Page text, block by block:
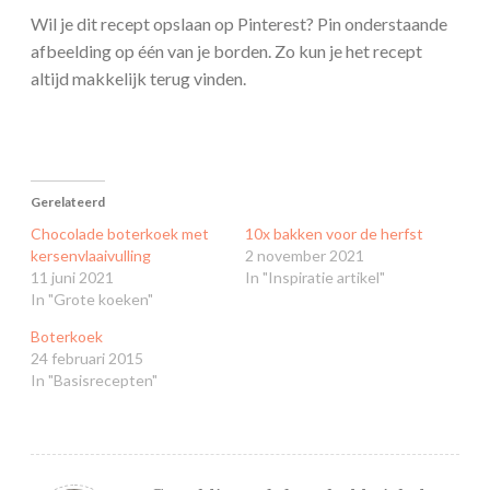
Wil je dit recept opslaan op Pinterest? Pin onderstaande
afbeelding op één van je borden. Zo kun je het recept
altijd makkelijk terug vinden.
Gerelateerd
Chocolade boterkoek met
kersenvlaaivulling
11 juni 2021
In "Grote koeken"
10x bakken voor de herfst
2 november 2021
In "Inspiratie artikel"
Boterkoek
24 februari 2015
In "Basisrecepten"